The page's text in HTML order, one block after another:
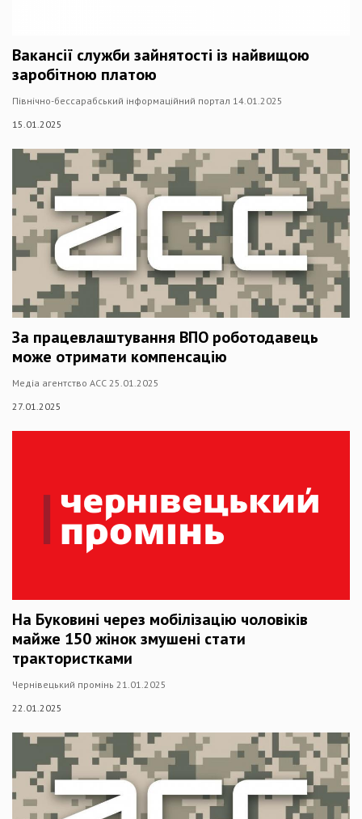
Вакансії служби зайнятості із найвищою
заробітною платою
Північно-бессарабський інформаційний портал 14.01.2025
15.01.2025
За працевлаштування ВПО роботодавець
може отримати компенсацію
Медіа агентство АСС 25.01.2025
27.01.2025
На Буковині через мобілізацію чоловіків
майже 150 жінок змушені стати
трактористками
Чернівецький промінь 21.01.2025
22.01.2025